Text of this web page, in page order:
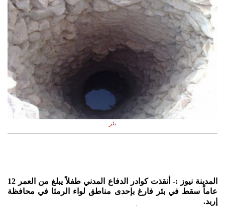
بئر
المدينة نيوز :- أنقذت كوادر الدفاع المدني طفلاً يبلغ من العمر 12
عاماً سقط في بئر فارغ بإحدى مناطق لواء الرمثا في محافظة
إربد.